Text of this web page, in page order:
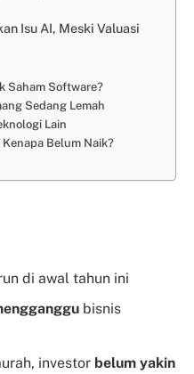
Isu AI, Meski Valuasi
Saham Software?
Sedang Lemah
Lain
Belum Naik?
di awal tahun ini
bisnis
investor belum yakin